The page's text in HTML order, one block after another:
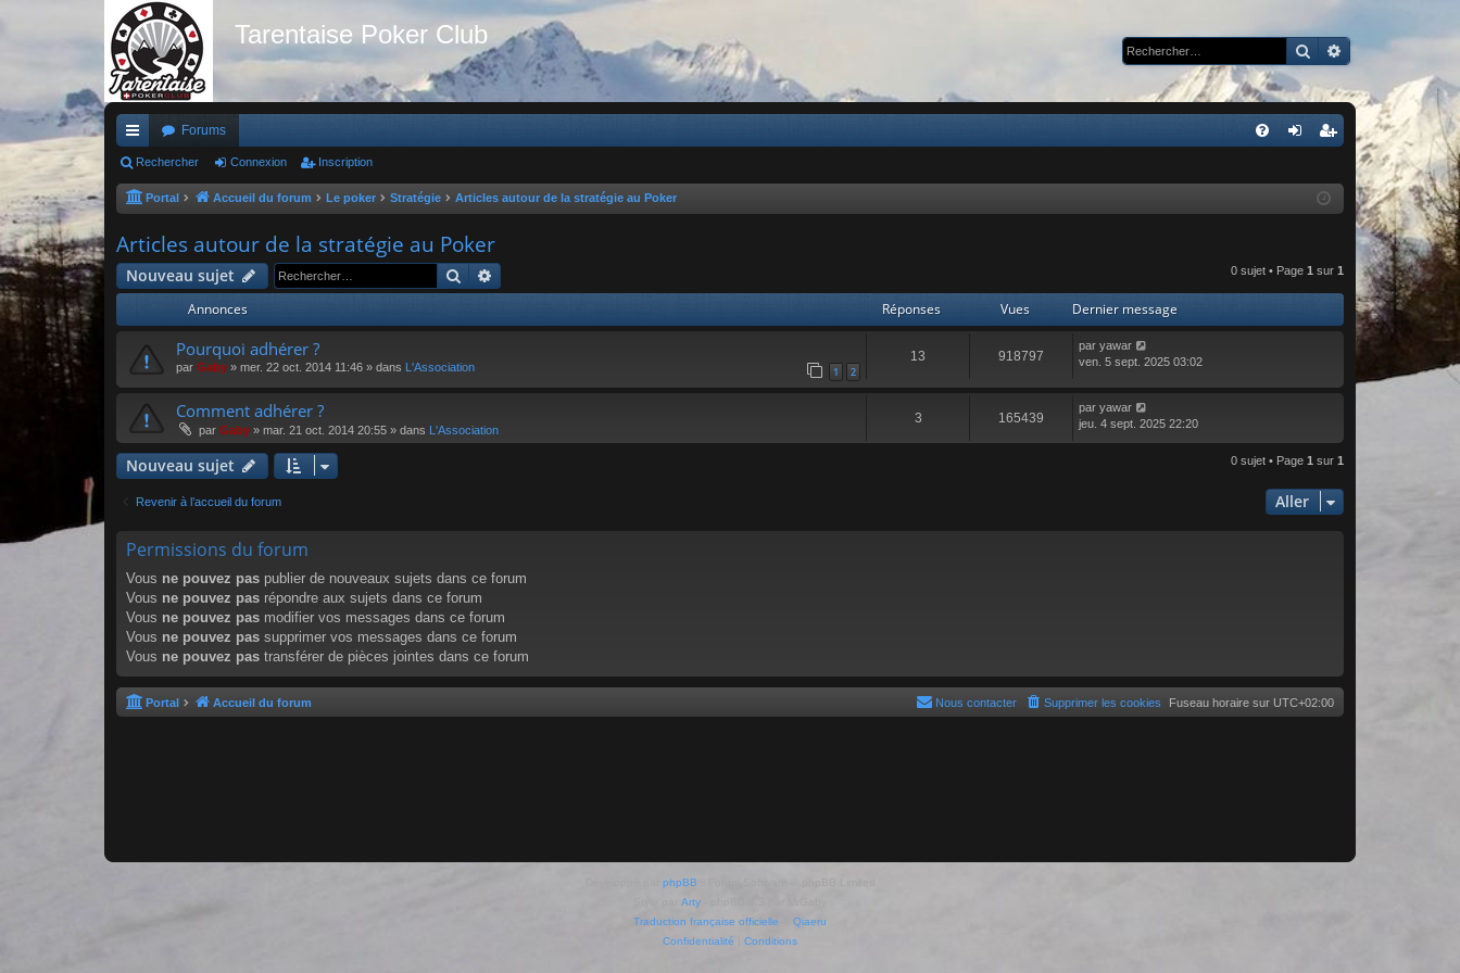
Tarentaise Poker Club
Rechercher
Recherche
ac
co
ci
s
Forums
cri
Rechercher Connexion Inscription
Portal Accueil du forum Le poker Stratégie Articles autour de la stratégie au Poker
Articles autour de la stratégie au Poker
Nouveau sujet Rechercher 0 sujet • Page 1 sur 1
Annonces Réponses Vues Dernier message
Pourquoi adhérer ?
par Gaby » mer. 22 oct. 2014 11:46 » dans L'Association 1 2
13 918797
par yawar
ven. 5 sept. 2025 03:02
Comment adhérer ?
par Gaby » mar. 21 oct. 2014 20:55 » dans L'Association
3 165439
par yawar
jeu. 4 sept. 2025 22:20
Nouveau sujet 0 sujet • Page 1 sur 1
Revenir à l’accueil du forum Aller
Permissions du forum
Vous ne pouvez pas publier de nouveaux sujets dans ce forum
Vous ne pouvez pas répondre aux sujets dans ce forum
Vous ne pouvez pas modifier vos messages dans ce forum
Vous ne pouvez pas supprimer vos messages dans ce forum
Vous ne pouvez pas transférer de pièces jointes dans ce forum
Portal Accueil du forum Fuseau horaire sur UTC+02:00
Supprimer les cookies
Nous contacter
phpBB
Arty
Traduction française officielle
Qiaeru
Confidentialité
Conditions